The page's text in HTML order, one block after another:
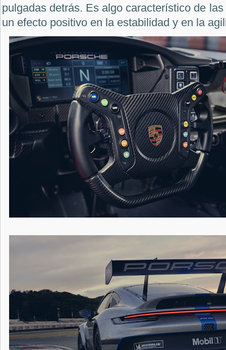
pulgadas detrás. Es algo característico de
un efecto positivo en la estabilidad y en la